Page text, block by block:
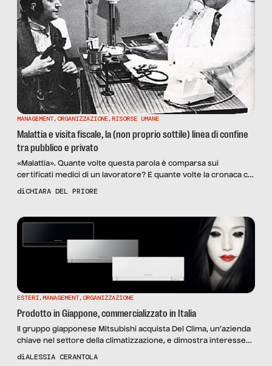
MANAGEMENT,ORGANIZZAZIONE,RISORSE UMANE
Malattia e visita fiscale, la (non proprio sottile) linea di confine
tra pubblico e privato
«Malattia». Quante volte questa parola è comparsa sui
certificati medici di un lavoratore? E quante volte la cronaca ci
ha restituito casi di «furbetti» malati che poi così malati non
capire come va gestita la malattia, […]
diCHIARA DEL PRIORE
ESTERI,MANAGEMENT,ORGANIZZAZIONE
Prodotto in Giappone, commercializzato in Italia
Il gruppo giapponese Mitsubishi acquista Del Clima, un’azienda
chiave nel settore della climatizzazione, e dimostra interesse
per espandersi nel territorio italiano.
diALESSIA CERANTOLA